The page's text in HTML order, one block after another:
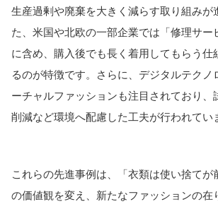
生産過剰や廃棄を大きく減らす取り組みが
た、米国や北欧の一部企業では「修理サー
に含め、購入後でも長く着用してもらう仕
るのが特徴です。さらに、デジタルテクノ
ーチャルファッションも注目されており、
削減など環境へ配慮した工夫が行われてい
これらの先進事例は、「衣類は使い捨てが
の価値観を変え、新たなファッションの在